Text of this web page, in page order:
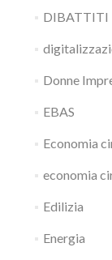
DIBATTITI
Donne
EBAS
Economia
economia
Edilizia
Energia